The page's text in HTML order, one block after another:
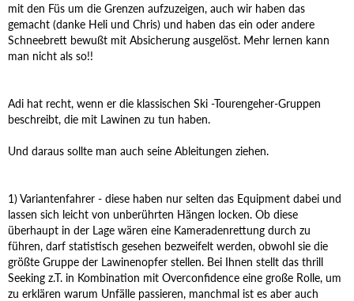
mit den Füs um die Grenzen aufzuzeigen, auch wir haben das
gemacht (danke Heli und Chris) und haben das ein oder andere
Schneebrett bewußt mit Absicherung ausgelöst. Mehr lernen kann
man nicht als so!!
Adi hat recht, wenn er die klassischen Ski -Tourengeher-Gruppen
beschreibt, die mit Lawinen zu tun haben.
Und daraus sollte man auch seine Ableitungen ziehen.
1) Variantenfahrer - diese haben nur selten das Equipment dabei und
lassen sich leicht von unberührten Hängen locken. Ob diese
überhaupt in der Lage wären eine Kameradenrettung durch zu
führen, darf statistisch gesehen bezweifelt werden, obwohl sie die
größte Gruppe der Lawinenopfer stellen. Bei Ihnen stellt das thrill
Seeking z.T. in Kombination mit Overconfidence eine große Rolle, um
zu erklären warum Unfälle passieren, manchmal ist es aber auch